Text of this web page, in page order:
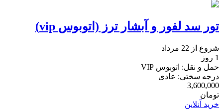
تور سد لفور و آبشار ترز (اتوبوس vip)
شروع از 22 مرداد
1 روز
حمل و نقل: اتوبوس VIP
درجه سختی: عادی
3,600,000
تومان
خرید آنلاین